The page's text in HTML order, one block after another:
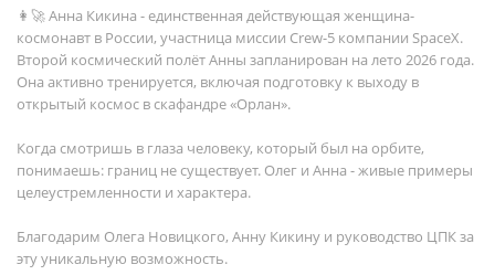
👩‍🚀 Анна Кикина - единственная действующая женщина-
космонавт в России, участница миссии Crew-5 компании SpaceX.
Второй космический полёт Анны запланирован на лето 2026 года.
Она активно тренируется, включая подготовку к выходу в
открытый космос в скафандре «Орлан».
Когда смотришь в глаза человеку, который был на орбите,
понимаешь: границ не существует. Олег и Анна - живые примеры
целеустремленности и характера.
Благодарим Олега Новицкого, Анну Кикину и руководство ЦПК за
эту уникальную возможность.